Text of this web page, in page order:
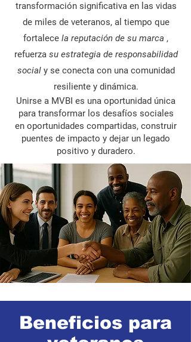
transformación significativa en las vidas
de miles de veteranos, al tiempo que
fortalece la reputación de su marca ,
refuerza su estrategia de responsabilidad
socialy se conecta con una comunidad
resiliente y dinámica.
Unirse a MVBI es una oportunidad única
para transformar los desafíos sociales
en oportunidades compartidas, construir
puentes de impacto y dejar un legado
positivo y duradero.
Beneficios para